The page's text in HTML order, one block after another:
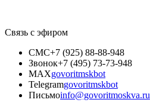
Связь с эфиром
СМС+7 (925) 88-88-948
Звонок+7 (495) 73-73-948
MAXgovoritmskbot
Telegramgovoritmskbot
Письмоinfo@govoritmoskva.ru